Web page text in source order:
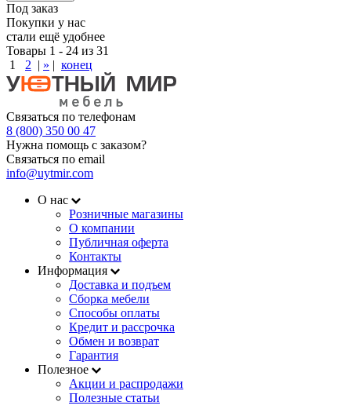
Под заказ
Покупки у нас
стали ещё удобнее
Товары 1 - 24 из 31
1
2 | » | конец
Связаться по телефонам
8 (800) 350 00 47
Нужна помощь с заказом?
Связаться по email
info@uytmir.com
О нас
Розничные магазины
О компании
Публичная оферта
Контакты
Информация
Доставка и подъем
Сборка мебели
Способы оплаты
Кредит и рассрочка
Обмен и возврат
Гарантия
Полезное
Акции и распродажи
Полезные статьи